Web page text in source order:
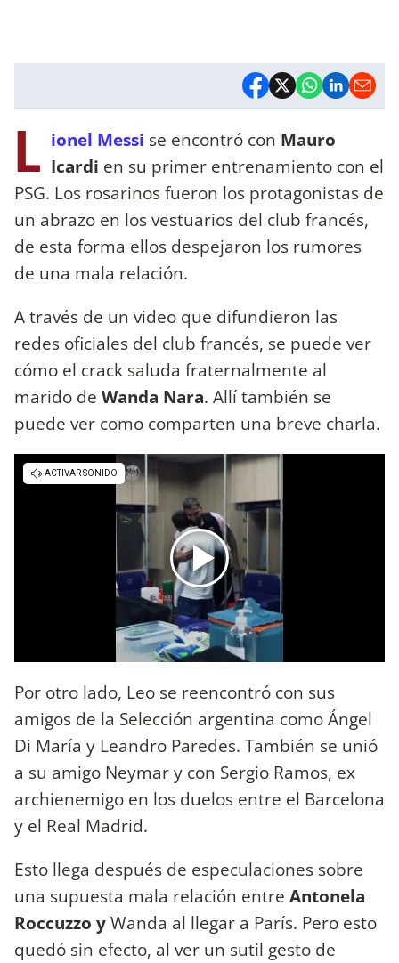
L ionel Messi se encontró con Mauro
Icardi en su primer entrenamiento con el
PSG. Los rosarinos fueron los protagonistas de
un abrazo en los vestuarios del club francés,
de esta forma ellos despejaron los rumores
de una mala relación.
A través de un video que difundieron las
redes oficiales del club francés, se puede ver
cómo el crack saluda fraternalmente al
marido de Wanda Nara. Allí también se
puede ver como comparten una breve charla.
Por otro lado, Leo se reencontró con sus
amigos de la Selección argentina como Ángel
Di María y Leandro Paredes. También se unió
a su amigo Neymar y con Sergio Ramos, ex
archienemigo en los duelos entre el Barcelona
y el Real Madrid.
Esto llega después de especulaciones sobre
una supuesta mala relación entre Antonela
Roccuzzo yWanda al llegar a París. Pero esto
quedó sin efecto, al ver un sutil gesto de